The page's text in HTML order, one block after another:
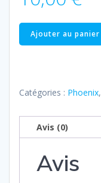
quantité
de
54
Ajouter au panier
Catégories : Phoenix,
Avis (0)
Avis